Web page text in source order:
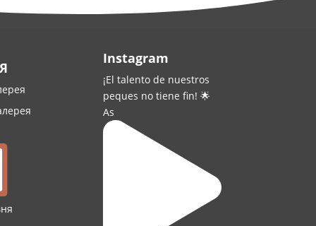
Instagram
¡El talento de nuestros
peques no tiene fin! 🌟
As